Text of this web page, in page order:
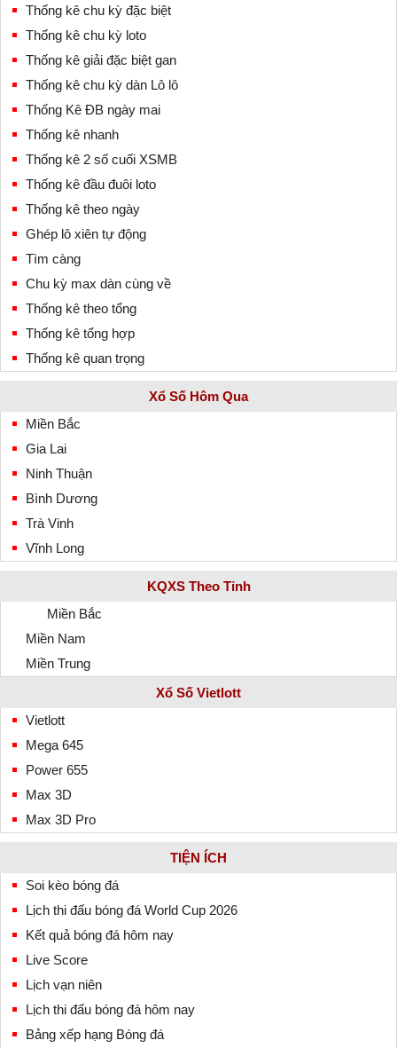
Thống kê chu kỳ đặc biệt
Thống kê chu kỳ loto
Thống kê giải đặc biệt gan
Thống kê chu kỳ dàn Lô lô
Thống Kê ĐB ngày mai
Thống kê nhanh
Thống kê 2 số cuối XSMB
Thống kê đầu đuôi loto
Thống kê theo ngày
Ghép lô xiên tự động
Tìm càng
Chu kỳ max dàn cùng về
Thống kê theo tổng
Thống kê tổng hợp
Thống kê quan trọng
Xổ Số Hôm Qua
Miền Bắc
Gia Lai
Ninh Thuận
Bình Dương
Trà Vinh
Vĩnh Long
KQXS Theo Tỉnh
Miền Bắc
Miền Nam
Miền Trung
Xổ Số Vietlott
Vietlott
Mega 645
Power 655
Max 3D
Max 3D Pro
TIỆN ÍCH
Soi kèo bóng đá
Lịch thi đấu bóng đá World Cup 2026
Kết quả bóng đá hôm nay
Live Score
Lịch vạn niên
Lịch thi đấu bóng đá hôm nay
Bảng xếp hạng Bóng đá